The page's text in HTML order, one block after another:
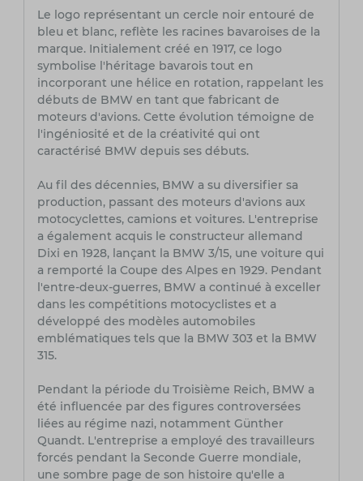
Le logo représentant un cercle noir entouré de
bleu et blanc, reflète les racines bavaroises de la
marque. Initialement créé en 1917, ce logo
symbolise l'héritage bavarois tout en
incorporant une hélice en rotation, rappelant les
débuts de BMW en tant que fabricant de
moteurs d'avions. Cette évolution témoigne de
l'ingéniosité et de la créativité qui ont
caractérisé BMW depuis ses débuts.
Au fil des décennies, BMW a su diversifier sa
production, passant des moteurs d'avions aux
motocyclettes, camions et voitures. L'entreprise
a également acquis le constructeur allemand
Dixi en 1928, lançant la BMW 3/15, une voiture qui
a remporté la Coupe des Alpes en 1929. Pendant
l'entre-deux-guerres, BMW a continué à exceller
dans les compétitions motocyclistes et a
développé des modèles automobiles
emblématiques tels que la BMW 303 et la BMW
315.
Pendant la période du Troisième Reich, BMW a
été influencée par des figures controversées
liées au régime nazi, notamment Günther
Quandt. L'entreprise a employé des travailleurs
forcés pendant la Seconde Guerre mondiale,
une sombre page de son histoire qu'elle a